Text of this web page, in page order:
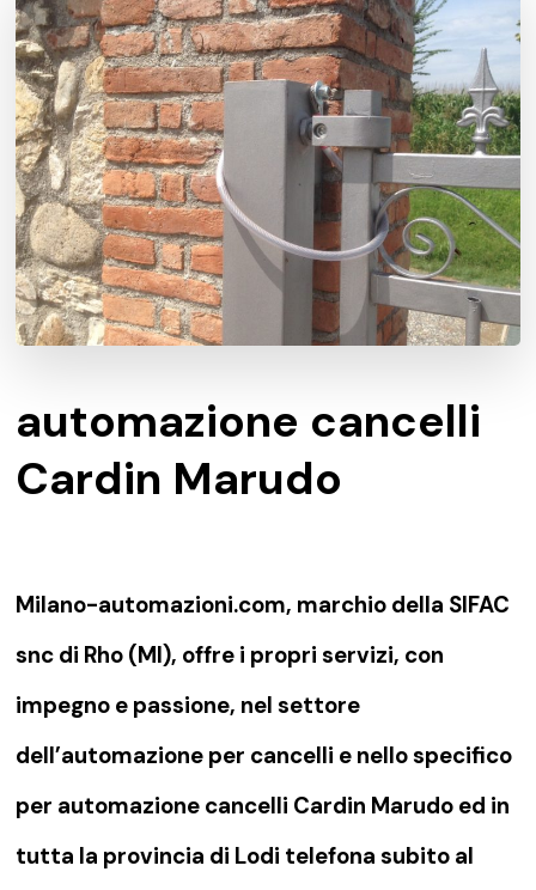
automazione cancelli
Cardin Marudo
Milano-automazioni.com, marchio della SIFAC
snc di Rho (MI), offre i propri servizi, con
impegno e passione, nel settore
dell’automazione per cancelli e nello specifico
per automazione cancelli Cardin Marudo ed in
tutta la provincia di Lodi telefona subito al